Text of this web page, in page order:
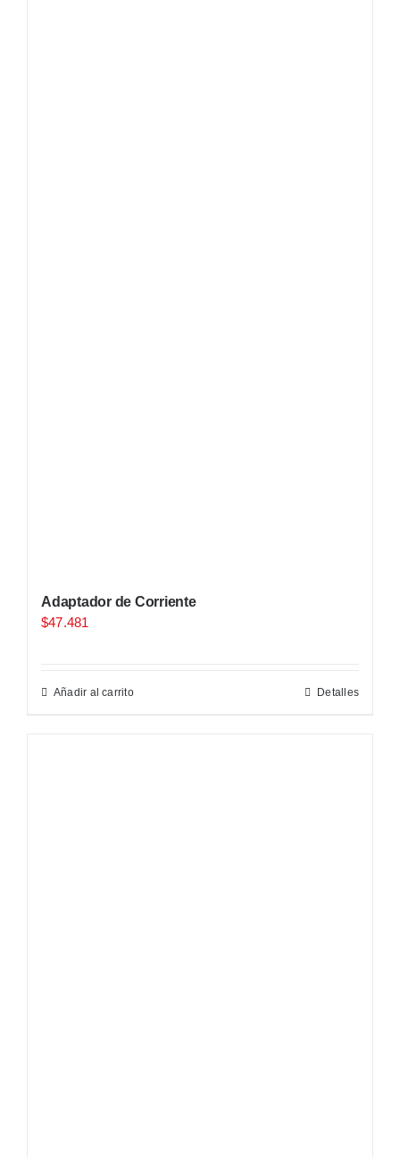
Adaptador de Corriente
$47.481
Añadir al carrito Detalles